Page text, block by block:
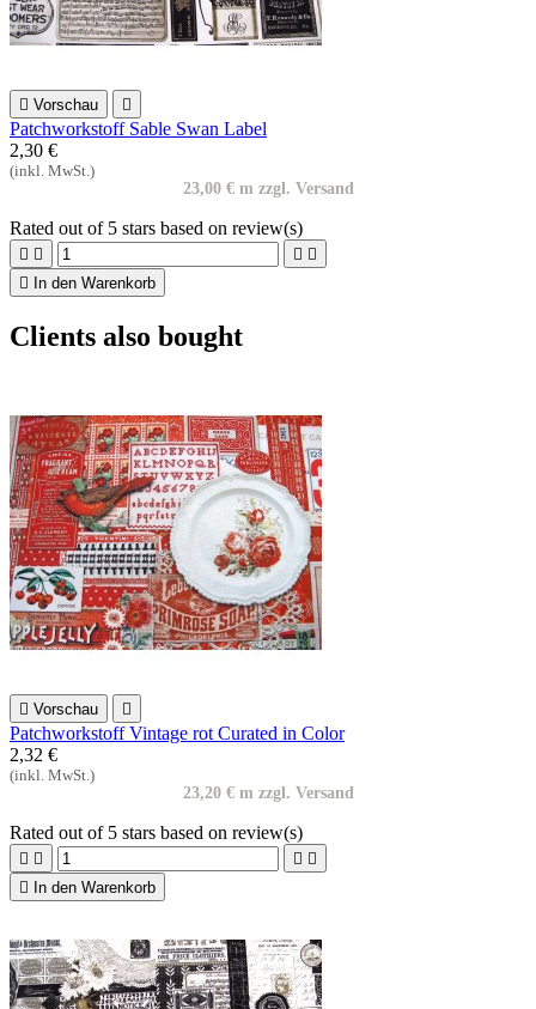
 Vorschau 
Patchworkstoff Sable Swan Label
2,30 €
(inkl. MwSt.)
23,00 € m zzgl. Versand
Rated out of 5 stars based on review(s)
   

In den Warenkorb
Clients also bought
 Vorschau 
Patchworkstoff Vintage rot Curated in Color
2,32 €
(inkl. MwSt.)
23,20 € m zzgl. Versand
Rated out of 5 stars based on review(s)
   

In den Warenkorb